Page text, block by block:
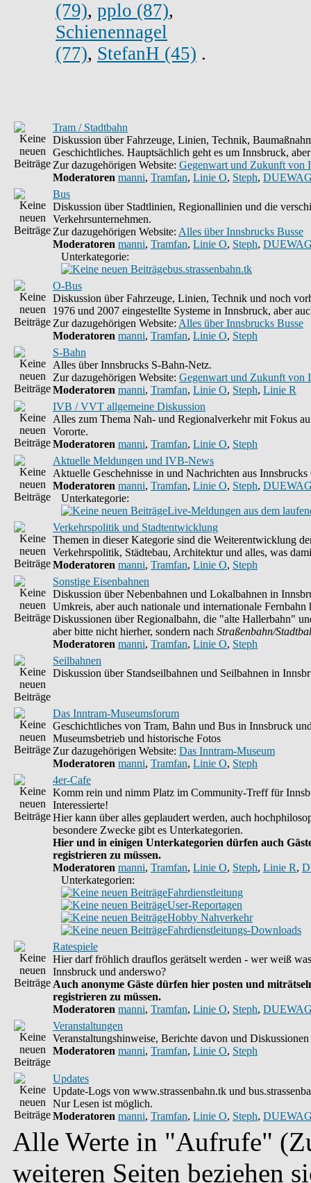
(79), pplo (87),
Schienennagel
(77), StefanH (45) .
Tram / Stadtbahn
Diskussion über Fahrzeuge, Linien, Technik,
Geschichtliches. Hauptsächlich geht es um Innsbruck,
Zur dazugehörigen Website: Gegenwart und Zukunft von
Moderatoren manni, Tramfan, Linie O, Steph,
Bus
Diskussion über Stadtlinien, Regionallinien und die
Verkehrsunternehmen.
Zur dazugehörigen Website: Alles über Innsbrucks Busse
Moderatoren manni, Tramfan, Linie O, Steph,
Unterkategorie:
bus.strassenbahn.tk
O-Bus
Diskussion über Fahrzeuge, Linien, Technik und noch
1976 und 2007 eingestellte Systeme in Innsbruck, aber
Zur dazugehörigen Website: Alles über Innsbrucks Busse
Moderatoren manni, Tramfan, Linie O, Steph
S-Bahn
Alles über Innsbrucks S-Bahn-Netz.
Zur dazugehörigen Website: Gegenwart und Zukunft von
Moderatoren manni, Tramfan, Linie O, Steph, Linie R
IVB / VVT allgemeine Diskussion
Alles zum Thema Nah- und Regionalverkehr mit Fokus
Vororte.
Moderatoren manni, Tramfan, Linie O, Steph
Aktuelle Meldungen und IVB-News
Aktuelle Geschehnisse in und Nachrichten aus
Moderatoren manni, Tramfan, Linie O, Steph,
Unterkategorie:
Live-Meldungen aus dem
Verkehrspolitik und Stadtentwicklung
Themen in dieser Kategorie sind die Weiterentwicklung
Verkehrspolitik, Städtebau, Architektur und alles, was
Moderatoren manni, Tramfan, Linie O, Steph
Sonstige Eisenbahnen
Diskussion über Nebenbahnen und Lokalbahnen in
Umkreis, aber auch nationale und internationale Fernbahn
Diskussionen über Regionalbahn, die "alte Hallerbahn"
aber bitte nicht hierher, sondern nach Straßenbahn/
Moderatoren manni, Tramfan, Linie O, Steph
Seilbahnen
Diskussion über Standseilbahnen und Seilbahnen in
Das Inntram-Museumsforum
Geschichtliches von Tram, Bahn und Bus in Innsbruck
Museumsbetrieb und historische Fotos
Zur dazugehörigen Website: Das Inntram-Museum
Moderatoren manni, Tramfan, Linie O, Steph
4er-Cafe
Komm rein und nimm Platz im Community-Treff für
Interessierte!
Hier kann über alles geplaudert werden, auch
besondere Zwecke gibt es Unterkategorien.
Hier und in einigen Unterkategorien dürfen auch
registrieren zu müssen.
Moderatoren manni, Tramfan, Linie O, Steph, Linie R,
Unterkategorien:
Fahrdienstleitung
User-Reportagen
Hobby Nahverkehr
Fahrdienstleitungs-Downloads
Ratespiele
Hier darf fröhlich drauflos gerätselt werden - wer weiß
Innsbruck und anderswo?
Auch anonyme Gäste dürfen hier posten und
registrieren zu müssen.
Moderatoren manni, Tramfan, Linie O, Steph,
Veranstaltungen
Veranstaltungshinweise, Berichte davon und Diskussionen
Moderatoren manni, Tramfan, Linie O, Steph
Updates
Update-Logs von www.strassenbahn.tk und
Nur Lesen ist möglich.
Moderatoren manni, Tramfan, Linie O, Steph,
Alle Werte in "Aufrufe"
weiteren Seiten beziehen